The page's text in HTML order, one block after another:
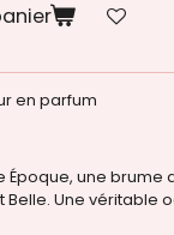
en parfum
Époque, une
Belle. Une véritable